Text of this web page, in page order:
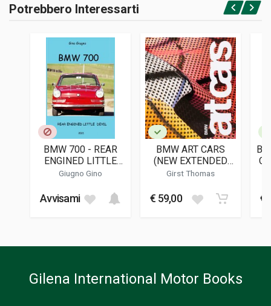
Accedi o registrati
Potrebbero Interessarti
BMW 700 - REAR
ENGINED LITTLE
DEVIL
Giugno Gino
Avvisami
BMW ART CARS
(NEW EXTENDED
EDITION)
Girst Thomas
€ 59,00 €
Gilena International Motor Books